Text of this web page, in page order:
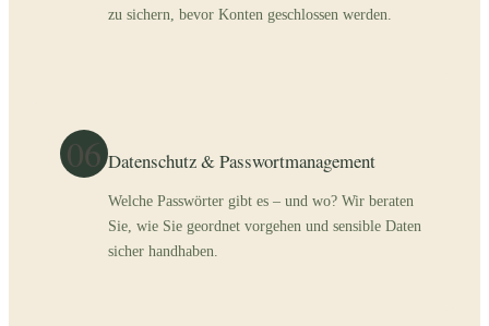
zu sichern, bevor Konten geschlossen werden.
06 Datenschutz & Passwortmanagement
Welche Passwörter gibt es – und wo? Wir beraten
Sie, wie Sie geordnet vorgehen und sensible Daten
sicher handhaben.